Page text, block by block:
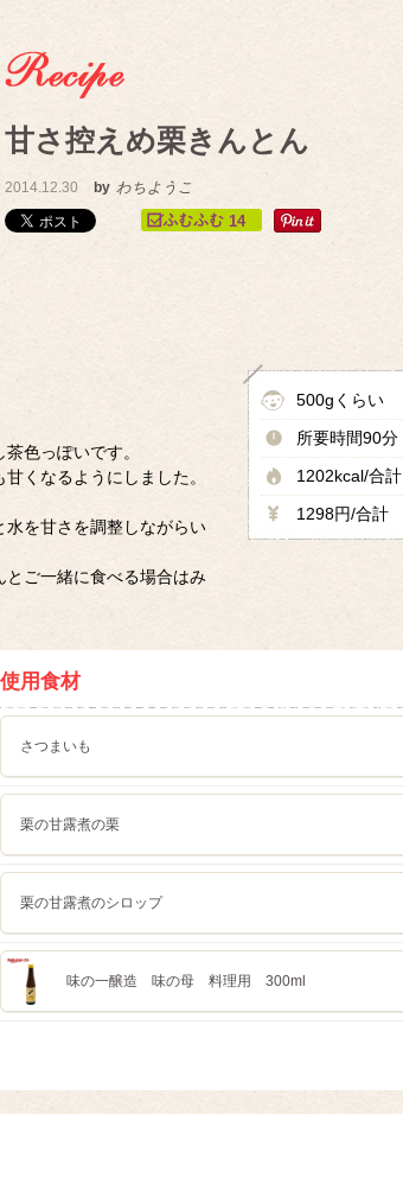
甘さ控えめ栗きんとん
2014.12.30 by わちようこ
14
色っぽいです。
くなるようにしました。
水を甘さを調整しながらい
とご一緒に食べる場合はみ
500gくらい
所要時間90分
1202kcal/合計
1298円/合計
使用食材
さつまいも
栗の甘露煮の栗
栗の甘露煮のシロップ
味の一醸造 味の母 料理用 300ml